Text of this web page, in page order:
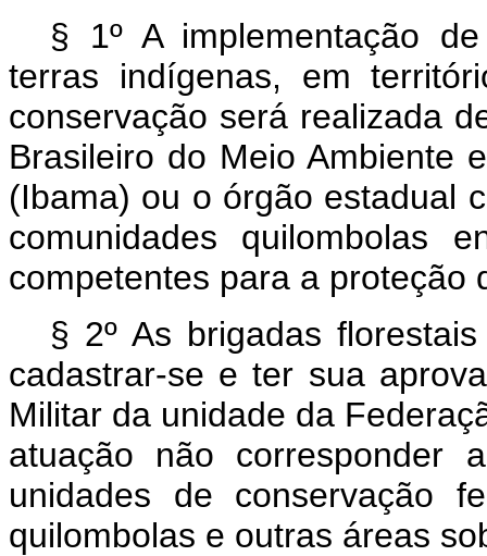
§ 1º A implementação
terras indígenas, em
conservação será realizada
Brasileiro do Meio Ambiente
(Ibama) ou o órgão estadual
comunidades quilombolas
competentes para a proteção
§ 2º As brigadas
cadastrar-se e ter sua
Militar da unidade da
atuação não corresponder
unidades de conservação
quilombolas e outras áreas